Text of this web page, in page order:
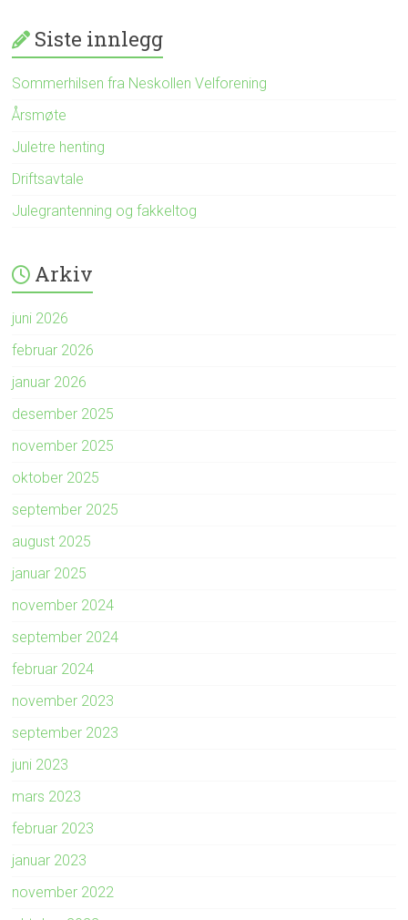
Siste innlegg
Sommerhilsen fra Neskollen Velforening
Årsmøte
Juletre henting
Driftsavtale
Julegrantenning og fakkeltog
Arkiv
juni 2026
februar 2026
januar 2026
desember 2025
november 2025
oktober 2025
september 2025
august 2025
januar 2025
november 2024
september 2024
februar 2024
november 2023
september 2023
juni 2023
mars 2023
februar 2023
januar 2023
november 2022